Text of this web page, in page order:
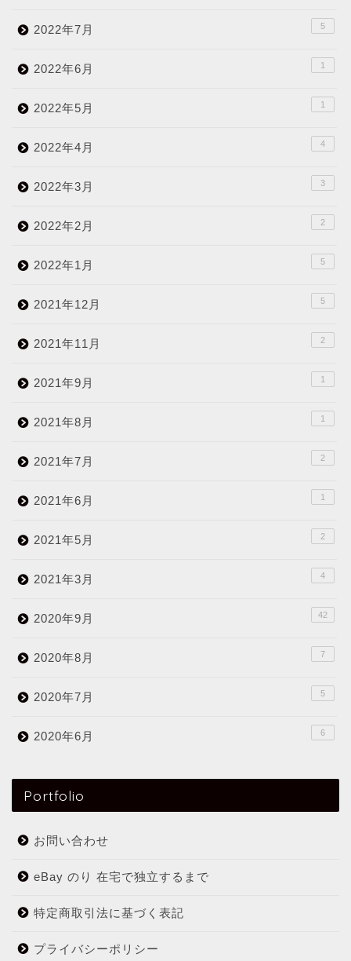
2022年7月 5
2022年6月 1
2022年5月 1
2022年4月 4
2022年3月 3
2022年2月 2
2022年1月 5
2021年12月 5
2021年11月 2
2021年9月 1
2021年8月 1
2021年7月 2
2021年6月 1
2021年5月 2
2021年3月 4
2020年9月 42
2020年8月 7
2020年7月 5
2020年6月 6
Portfolio
お問い合わせ
eBay のり 在宅で独立するまで
特定商取引法に基づく表記
プライバシーポリシー